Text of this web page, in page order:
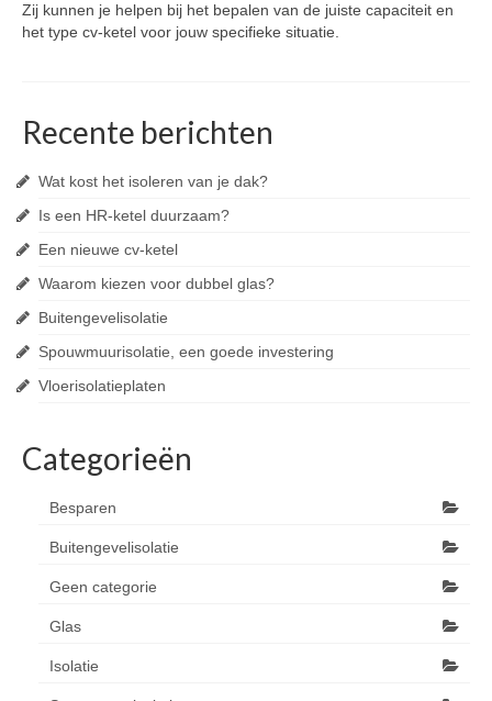
Zij kunnen je helpen bij het bepalen van de juiste capaciteit en
het type cv-ketel voor jouw specifieke situatie.
Recente berichten
Wat kost het isoleren van je dak?
Is een HR-ketel duurzaam?
Een nieuwe cv-ketel
Waarom kiezen voor dubbel glas?
Buitengevelisolatie
Spouwmuurisolatie, een goede investering
Vloerisolatieplaten
Categorieën
Besparen
Buitengevelisolatie
Geen categorie
Glas
Isolatie